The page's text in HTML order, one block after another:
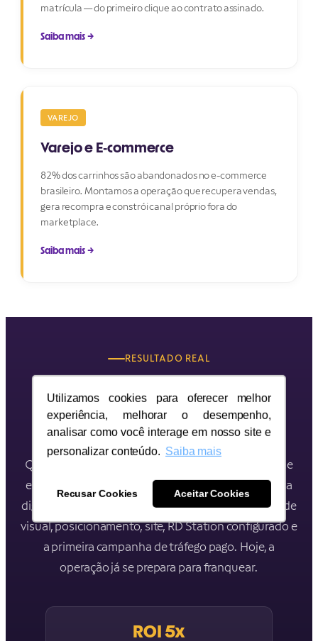
Utilizamos cookies para oferecer melhor
experiência, melhorar o desempenho,
analisar como você interage em nosso site e
personalizar conteúdo. Saiba mais
Recusar Cookies Aceitar Cookies
matrícula — do primeiro clique ao contrato assinado.
Saiba mais →
VAREJO
Varejo e E‑commerce
82% dos carrinhos são abandonados no e-commerce
brasileiro. Montamos a operação que recupera vendas,
gera recompra e constrói canal próprio fora do
marketplace.
Saiba mais →
RESULTADO REAL
meses.
Quando o Dr. Leandro procurou a Luzativo, a Salune
era uma ideia sem nome, sem marca e sem presença
digital. Em 12 meses, entregamos naming, identidade
visual, posicionamento, site, RD Station configurado e
a primeira campanha de tráfego pago. Hoje, a
operação já se prepara para franquear.
ROI 5x